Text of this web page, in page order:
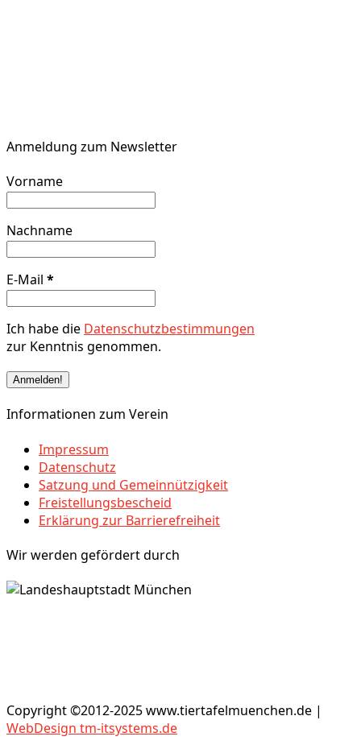
Anmeldung zum Newsletter
Vorname
Nachname
E-Mail *
Ich habe die Datenschutzbestimmungen
zur Kenntnis genommen.
Informationen zum Verein
Impressum
Datenschutz
Satzung und Gemeinnützigkeit
Freistellungsbescheid
Erklärung zur Barrierefreiheit
Wir werden gefördert durch
Copyright ©2012-2025 www.tiertafelmuenchen.de |
WebDesign tm-itsystems.de